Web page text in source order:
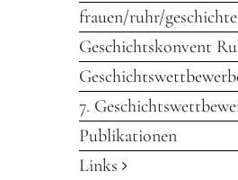
frauen/ruhr/geschichte
Geschichtskonvent
7.
Publikationen
Links